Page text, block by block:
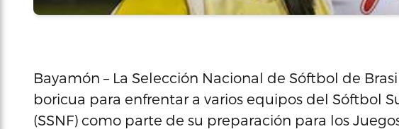
Bayamón – La Selección Nacional de Sóftbol de
boricua para enfrentar a varios equipos del Sóftbol
(SSNF) como parte de su preparación para los